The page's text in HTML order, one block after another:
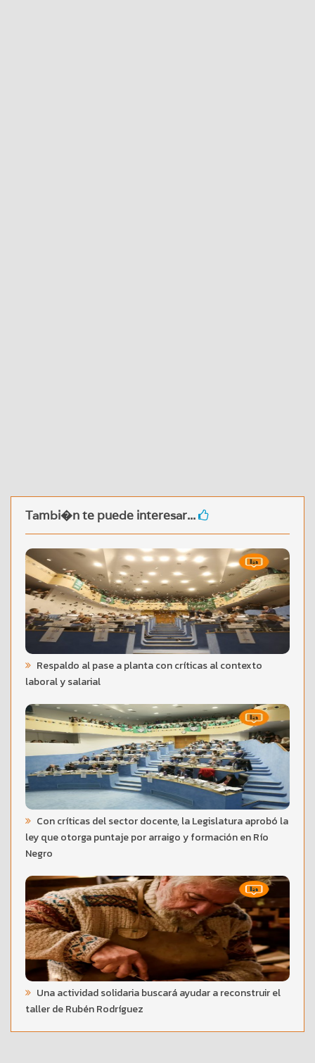
Tambi�n te puede interesar...
Respaldo al pase a planta con críticas al contexto
laboral y salarial
Con críticas del sector docente, la Legislatura aprobó la
ley que otorga puntaje por arraigo y formación en Río
Negro
Una actividad solidaria buscará ayudar a reconstruir el
taller de Rubén Rodríguez